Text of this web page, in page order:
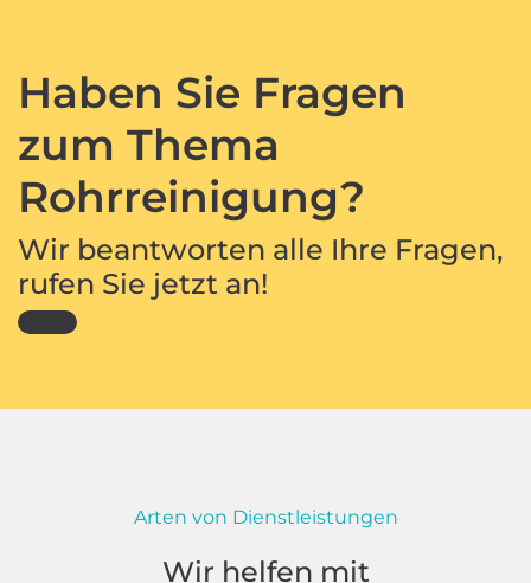
Haben Sie Fragen
zum Thema
Rohrreinigung?
Wir beantworten alle Ihre Fragen,
rufen Sie jetzt an!
Arten von Dienstleistungen
Wir helfen mit